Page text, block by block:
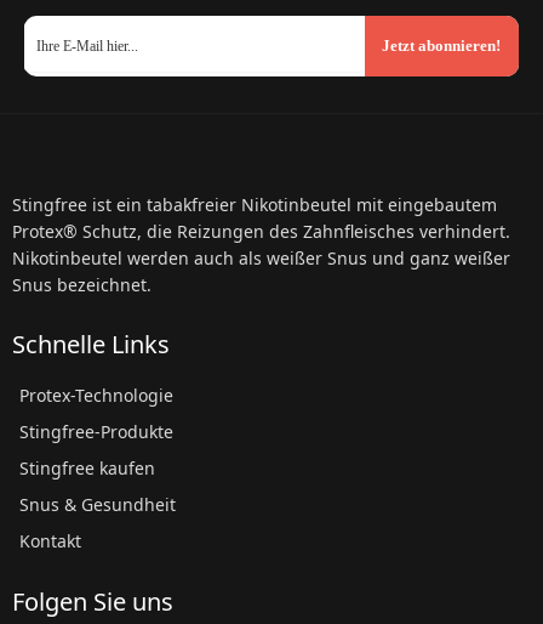
Jetzt abonnieren!
Stingfree ist ein tabakfreier Nikotinbeutel mit eingebautem
Protex® Schutz, die Reizungen des Zahnfleisches verhindert.
Nikotinbeutel werden auch als weißer Snus und ganz weißer
Snus bezeichnet.
Schnelle Links
Protex-Technologie
Stingfree-Produkte
Stingfree kaufen
Snus & Gesundheit
Kontakt
Folgen Sie uns